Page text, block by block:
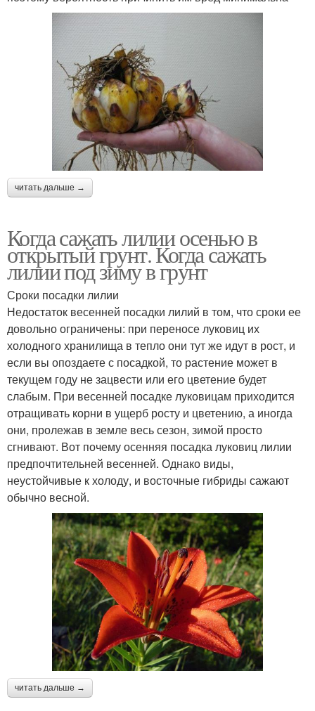
читать дальше →
Когда сажать лилии осенью в
открытый грунт. Когда сажать
лилии под зиму в грунт
Сроки посадки лилии
Недостаток весенней посадки лилий в том, что сроки ее
довольно ограничены: при переносе луковиц их
холодного хранилища в тепло они тут же идут в рост, и
если вы опоздаете с посадкой, то растение может в
текущем году не зацвести или его цветение будет
слабым. При весенней посадке луковицам приходится
отращивать корни в ущерб росту и цветению, а иногда
они, пролежав в земле весь сезон, зимой просто
сгнивают. Вот почему осенняя посадка луковиц лилии
предпочтительней весенней. Однако виды,
неустойчивые к холоду, и восточные гибриды сажают
обычно весной.
читать дальше →